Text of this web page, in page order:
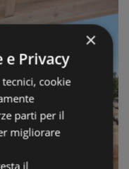
×
Privacy
cookie
parti per il
migliorare
il